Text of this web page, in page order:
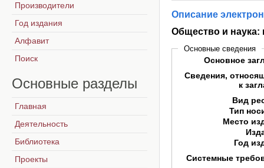
Описание
Общество и наука:
Основные сведения
Основное
Сведения,
к
Вид
Тип
Место
Год
Системные
Производители
Год издания
Алфавит
Поиск
Основные разделы
Главная
Деятельность
Библиотека
Проекты